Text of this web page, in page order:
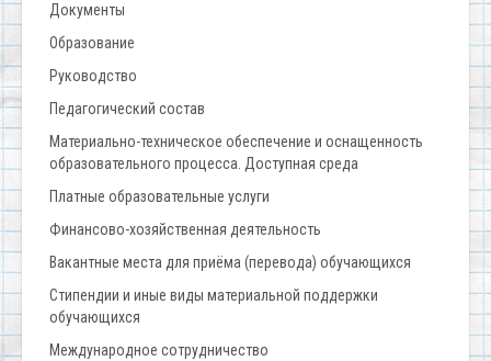
Документы
Образование
Руководство
Педагогический состав
Материально-техническое обеспечение и оснащенность
образовательного процесса. Доступная среда
Платные образовательные услуги
Финансово-хозяйственная деятельность
Вакантные места для приёма (перевода) обучающихся
Стипендии и иные виды материальной поддержки
обучающихся
Международное сотрудничество